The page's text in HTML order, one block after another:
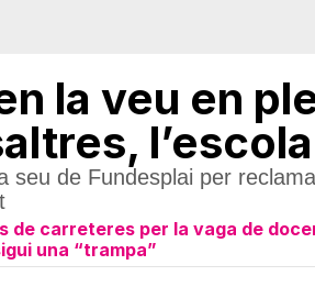
la veu en
seu de Fundesplai per
de carreteres per la vaga de
una “trampa”